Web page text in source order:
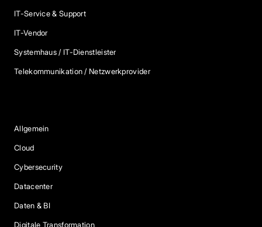
IT-Service & Support
IT-Vendor
Systemhaus / IT-Dienstleister
Telekommunikation / Netzwerkprovider
Allgemein
Cloud
Cybersecurity
Datacenter
Daten & BI
Digitale Transformation